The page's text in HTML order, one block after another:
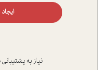
نیاز به پشتیبانی